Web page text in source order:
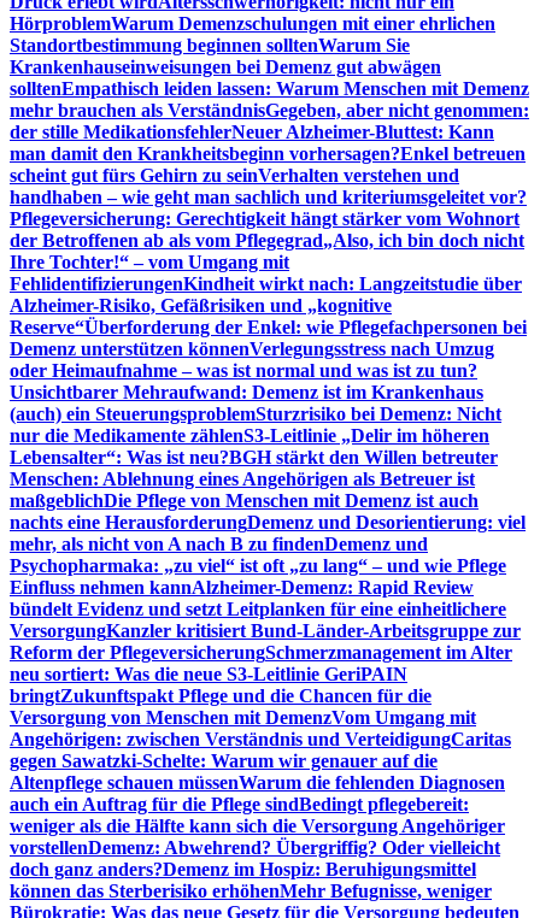
HörproblemWarum Demenzschulungen mit einer ehrlichen
Standortbestimmung beginnen solltenWarum Sie
Krankenhauseinweisungen bei Demenz gut abwägen
solltenEmpathisch leiden lassen: Warum Menschen mit Demenz
mehr brauchen als VerständnisGegeben, aber nicht genommen:
der stille MedikationsfehlerNeuer Alzheimer-Bluttest: Kann
man damit den Krankheitsbeginn vorhersagen?Enkel betreuen
scheint gut fürs Gehirn zu seinVerhalten verstehen und
handhaben – wie geht man sachlich und kriteriumsgeleitet vor?
Pflegeversicherung: Gerechtigkeit hängt stärker vom Wohnort
der Betroffenen ab als vom Pflegegrad„Also, ich bin doch nicht
Ihre Tochter!“ – vom Umgang mit
FehlidentifizierungenKindheit wirkt nach: Langzeitstudie über
Alzheimer-Risiko, Gefäßrisiken und „kognitive
Reserve“Überforderung der Enkel: wie Pflegefachpersonen bei
Demenz unterstützen könnenVerlegungsstress nach Umzug
oder Heimaufnahme – was ist normal und was ist zu tun?
Unsichtbarer Mehraufwand: Demenz ist im Krankenhaus
(auch) ein SteuerungsproblemSturzrisiko bei Demenz: Nicht
nur die Medikamente zählenS3-Leitlinie „Delir im höheren
Lebensalter“: Was ist neu?BGH stärkt den Willen betreuter
Menschen: Ablehnung eines Angehörigen als Betreuer ist
maßgeblichDie Pflege von Menschen mit Demenz ist auch
nachts eine HerausforderungDemenz und Desorientierung: viel
mehr, als nicht von A nach B zu findenDemenz und
Psychopharmaka: „zu viel“ ist oft „zu lang“ – und wie Pflege
Einfluss nehmen kannAlzheimer-Demenz: Rapid Review
bündelt Evidenz und setzt Leitplanken für eine einheitlichere
VersorgungKanzler kritisiert Bund-Länder-Arbeitsgruppe zur
Reform der PflegeversicherungSchmerzmanagement im Alter
neu sortiert: Was die neue S3-Leitlinie GeriPAIN
bringtZukunftspakt Pflege und die Chancen für die
Versorgung von Menschen mit DemenzVom Umgang mit
Angehörigen: zwischen Verständnis und VerteidigungCaritas
gegen Sawatzki-Schelte: Warum wir genauer auf die
Altenpflege schauen müssenWarum die fehlenden Diagnosen
auch ein Auftrag für die Pflege sindBedingt pflegebereit:
weniger als die Hälfte kann sich die Versorgung Angehöriger
vorstellenDemenz: Abwehrend? Übergriffig? Oder vielleicht
doch ganz anders?Demenz im Hospiz: Beruhigungsmittel
können das Sterberisiko erhöhenMehr Befugnisse, weniger
Bürokratie: Was das neue Gesetz für die Versorgung bedeuten